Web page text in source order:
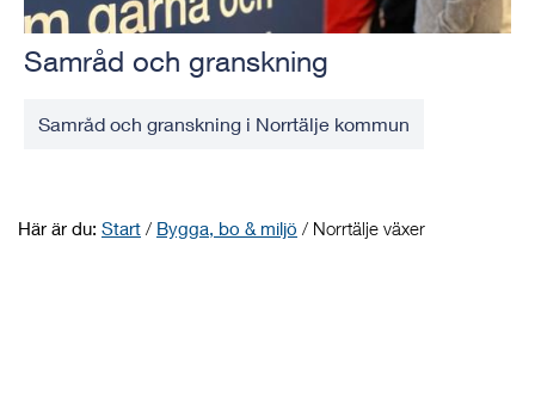
Samråd och granskning
Samråd och granskning i Norrtälje kommun
Här är du: Start / Bygga, bo & miljö / Norrtälje växer